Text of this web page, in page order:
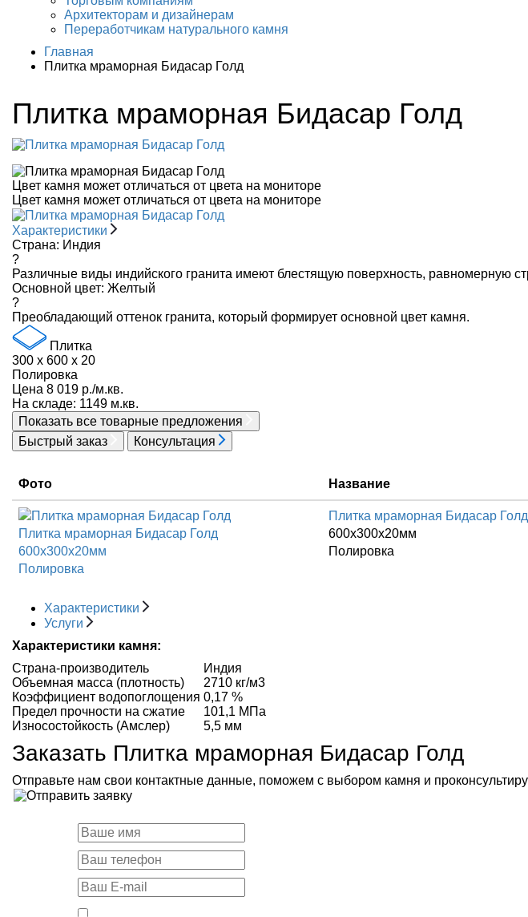
Архитекторам и дизайнерам
Переработчикам натурального камня
Главная
Плитка мраморная Бидасар Голд
Плитка мраморная Бидасар Голд
Цвет камня может отличаться от цвета на мониторе
Цвет камня может отличаться от цвета на мониторе
Характеристики
Страна: Индия
?
Различные виды индийского гранита имеют блестящую поверхность, равномерную
Основной цвет: Желтый
?
Преобладающий оттенок гранита, который формирует основной цвет камня.
Плитка
300 x 600 x 20
Полировка
Цена 8 019 р./м.кв.
На складе: 1149 м.кв.
Показать все товарные предложения
Быстрый заказ
Консультация
Фото Название
Плитка мраморная Бидасар Голд
600x300x20мм
Полировка
Плитка мраморная Бидасар Голд
600x300x20мм
Полировка
Характеристики
Услуги
Характеристики камня:
Страна-производитель
Индия
Объемная масса (плотность)
2710 кг/м3
Коэффициент водопоглощения 0,17 %
Предел прочности на сжатие
101,1 МПа
Износостойкость (Амслер)
5,5 мм
Заказать Плитка мраморная Бидасар Голд
Отправьте нам свои контактные данные, поможем с выбором камня и